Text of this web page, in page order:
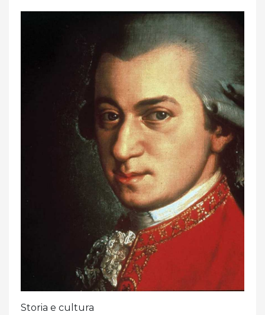
Storia e cultura